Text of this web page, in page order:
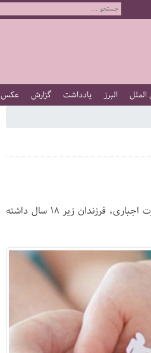
الملل البرز یادداشت گزارش عکس
برای دریافت حق اولاد کافی‌است که بانوان با داشتن سابقه بیمه 720 روز به صورت اجباری، فرزندان زیر 18 سال داشته